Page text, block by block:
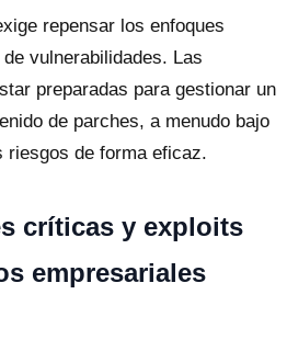
repensar los enfoques
vulnerabilidades. Las
preparadas para gestionar un
de parches, a menudo bajo
riesgos de forma eficaz.
críticas y exploits
empresariales